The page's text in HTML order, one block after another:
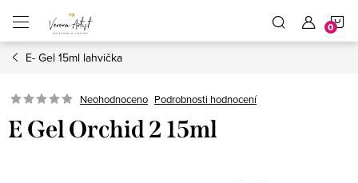
obsah
E- Gel 15ml lahvička
Neohodnoceno Podrobnosti hodnocení
E Gel Orchid 2 15ml